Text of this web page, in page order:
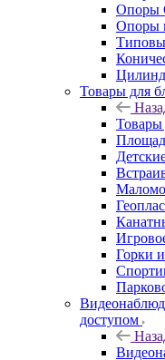
Опоры
Опоры
Товары для
Товары
Горки
доступом